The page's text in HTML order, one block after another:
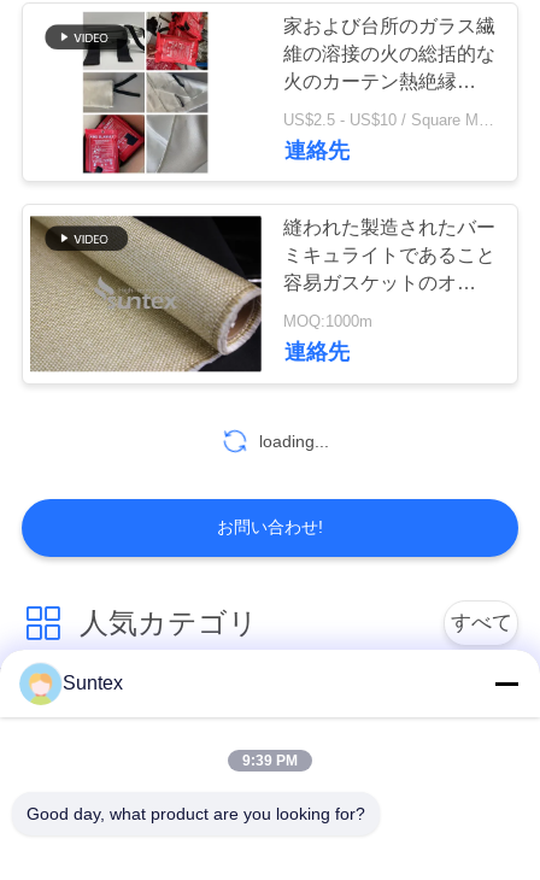
求
だ
さ
い
地
PRIVACY
POLICY
溶接毛布ロール
177
火のカーテンの生
地
60
断熱材の生地
111
家および台所のガラス繊
維の溶接の火の総括的な
火のカーテン熱絶縁材の
ための火毛布
US$2.5 - US$10 / Square Meter MOQ:1000の平方メートル/平方メートル
連絡先
縫われた製造されたバー
ミキュライトであること
容易ガスケットのオーブ
ンのドア・シールのため
のガラス繊維の生地に塗
った
MOQ:1000m
連絡先
loading...
お問い合わせ!
人気カテゴリ すべて
シリコーンの上塗を
耐火性のガラス繊維
の生地
Suntex
9:39 PM
Good day, what product are you looking for?